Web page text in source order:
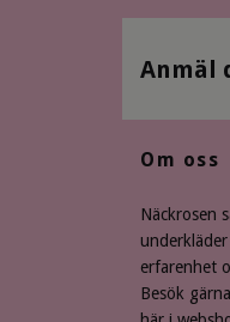
Anmäl
Om oss
Näckrosen
erfarenhet
Besök